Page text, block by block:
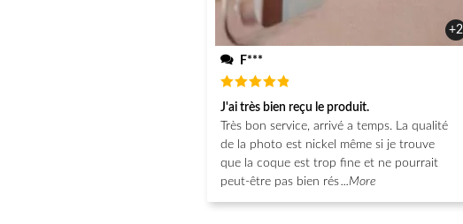
+2
F***
Note
sur 5
J'ai très bien reçu le produit.
Très bon service, arrivé a temps. La qualité
de la photo est nickel même si je trouve
que la coque est trop fine et ne pourrait
peut-être pas bien rés ...More